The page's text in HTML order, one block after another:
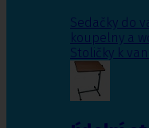
Sedačky do
koupelny a
Stoličky k